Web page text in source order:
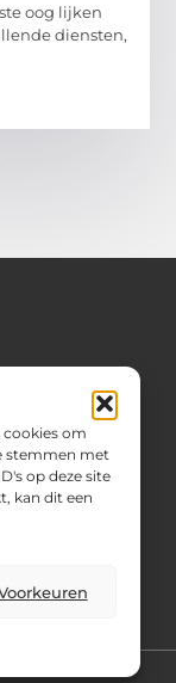
om
stemmen met
op deze site
kan dit een
oog lijken
diensten,